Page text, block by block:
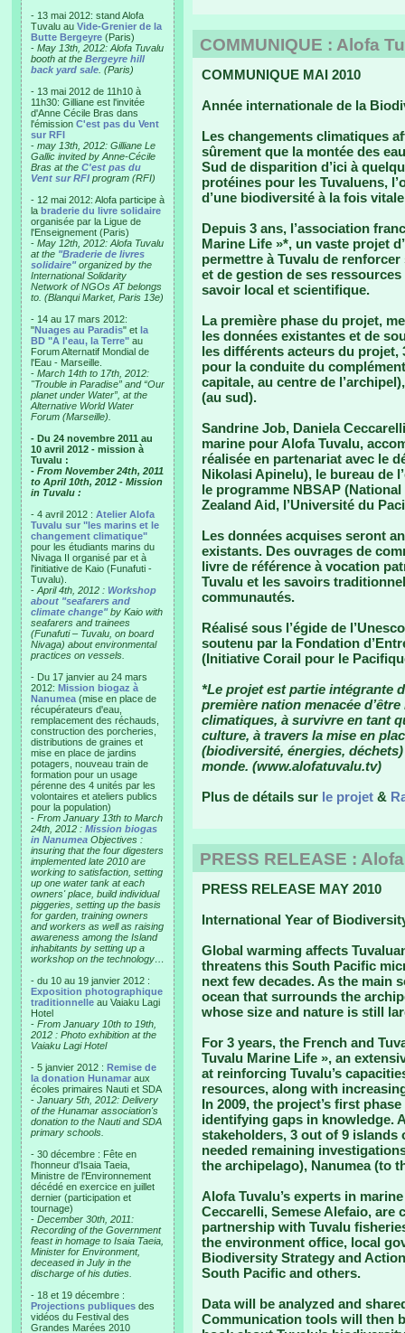
- 13 mai 2012: stand Alofa
Tuvalu au Vide-Grenier de la
Butte Bergeyre (Paris)
- May 13th, 2012: Alofa Tuvalu
booth at the Bergeyre hill
back yard sale . (Paris)
- 13 mai 2012 de 11h10 à
11h30: Gilliane est l'invitée
d'Anne Cécile Bras dans
l'émission C'est pas du Vent
sur RFI
- may 13th, 2012: Gilliane Le
Gallic invited by Anne-Cécile
Bras at the C'est pas du
Vent sur RFI program (RFI)
- 12 mai 2012: Alofa participe à
la braderie du livre solidaire
organisée par la Ligue de
l'Enseignement (Paris)
- May 12th, 2012: Alofa Tuvalu
at the "Braderie de livres
solidaire"organized by the
International Solidarity
Network of NGOs AT belongs
to. (Blanqui Market, Paris 13e)
- 14 au 17 mars 2012:
"Nuages au Paradis" et la
BD "A l'eau, la Terre" au
Forum Alternatif Mondial de
l'Eau - Marseille.
- March 14th to 17th, 2012:
"Trouble in Paradise” and “Our
planet under Water”, at the
Alternative World Water
Forum (Marseille).
- Du 24 novembre 2011 au
10 avril 2012 - mission à
Tuvalu :
- From November 24th, 2011
to April 10th, 2012 - Mission
in Tuvalu :
- 4 avril 2012 : Atelier Alofa
Tuvalu sur "les marins et le
changement climatique"
pour les étudiants marins du
Nivaga II organisé par et à
l'initiative de Kaio (Funafuti -
Tuvalu).
- April 4th, 2012 : Workshop
about "seafarers and
climate change"by Kaio with
seafarers and trainees
(Funafuti – Tuvalu, on board
Nivaga) about environmental
practices on vessels.
- Du 17 janvier au 24 mars
2012: Mission biogaz à
Nanumea (mise en place de
récupérateurs d'eau,
remplacement des réchauds,
construction des porcheries,
distributions de graines et
mise en place de jardins
potagers, nouveau train de
formation pour un usage
pérenne des 4 unités par les
volontaires et ateliers publics
pour la population)
- From January 13th to March
24th, 2012 : Mission biogas
in Nanumea Objectives :
insuring that the four digesters
implemented late 2010 are
working to satisfaction, setting
up one water tank at each
owners' place, build individual
piggeries, setting up the basis
for garden, training owners
and workers as well as raising
awareness among the Island
inhabitants by setting up a
workshop on the technology…
- du 10 au 19 janvier 2012 :
Exposition photographique
traditionnelle au Vaiaku Lagi
Hotel
- From January 10th to 19th,
2012 : Photo exhibition at the
Vaiaku Lagi Hotel
- 5 janvier 2012 : Remise de
la donation Hunamar aux
écoles primaires Nauti et SDA
- January 5th, 2012: Delivery
of the Hunamar association's
donation to the Nauti and SDA
primary schools.
- 30 décembre : Fête en
l'honneur d'Isaia Taeia,
Ministre de l'Environnement
décédé en exercice en juillet
dernier (participation et
tournage)
- December 30th, 2011:
Recording of the Government
feast in homage to Isaia Taeia,
Minister for Environment,
deceased in July in the
discharge of his duties.
- 18 et 19 décembre :
Projections publiques des
vidéos du Festival des
Grandes Marées 2010
COMMUNIQUE : Alofa
COMMUNIQUE MAI 2010
Année internationale de la
Les changements climatiques
sûrement que la montée des
Sud de disparition d’ici à
protéines pour les Tuvaluens,
d’une biodiversité à la fois
Depuis 3 ans, l’association
Marine Life »*, un vaste projet
permettre à Tuvalu de
et de gestion de ses
savoir local et scientifique.
La première phase du projet,
les données existantes et de
les différents acteurs du projet,
pour la conduite du
capitale, au centre de
(au sud).
Sandrine Job, Daniela
marine pour Alofa Tuvalu,
réalisée en partenariat avec le
Nikolasi Apinelu), le bureau de
le programme NBSAP
Zealand Aid, l’Université du
Les données acquises seront
existants. Des ouvrages de
livre de référence à vocation
Tuvalu et les savoirs
communautés.
Réalisé sous l’égide de
soutenu par la Fondation
(Initiative Corail pour le
*Le projet est partie intégrante
première nation menacée
climatiques, à survivre en tant
culture, à travers la mise en
(biodiversité, énergies,
monde. (www.alofatuvalu.tv)
Plus de détails sur le projet &
PRESS RELEASE :
PRESS RELEASE MAY 2010
International Year of
Global warming affects
threatens this South Pacific
next few decades. As the main
ocean that surrounds the
whose size and nature is still
For 3 years, the French and
Tuvalu Marine Life », an
at reinforcing Tuvalu’s
resources, along with
In 2009, the project’s first
identifying gaps in knowledge.
stakeholders, 3 out of 9 islands
needed remaining
the archipelago), Nanumea (to
Alofa Tuvalu’s experts in
Ceccarelli, Semese Alefaio,
partnership with Tuvalu
the environment office, local
Biodiversity Strategy and
South Pacific and others.
Data will be analyzed and
Communication tools will then